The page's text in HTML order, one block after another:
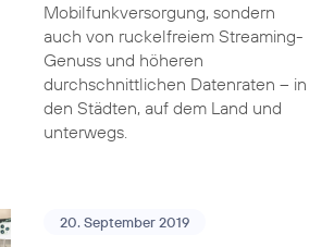
Mobilfunkversorgung, sondern
auch von ruckelfreiem Streaming-
Genuss und höheren
durchschnittlichen Datenraten – in
den Städten, auf dem Land und
unterwegs.
20. September 2019